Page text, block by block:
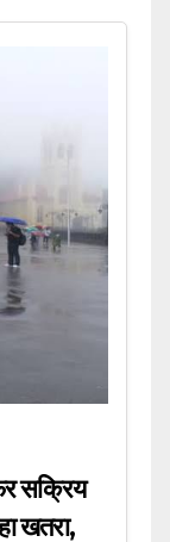
सक्रिय
खतरा,